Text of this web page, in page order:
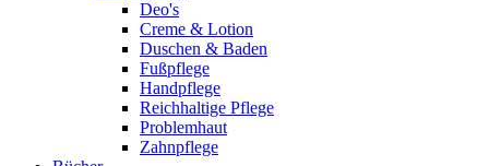
Deo's
Creme & Lotion
Duschen & Baden
Fußpflege
Handpflege
Reichhaltige Pflege
Problemhaut
Zahnpflege